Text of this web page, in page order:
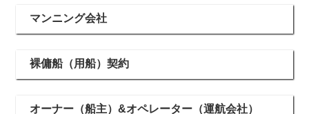
マンニング会社
裸傭船（用船）契約
オーナー（船主）&オペレーター（運航会社）